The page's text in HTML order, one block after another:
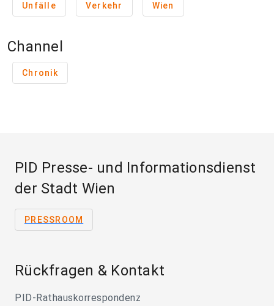
Unfälle Verkehr Wien
Channel
Chronik
PID Presse- und Informationsdienst
der Stadt Wien
PRESSROOM
Rückfragen & Kontakt
PID-Rathauskorrespondenz